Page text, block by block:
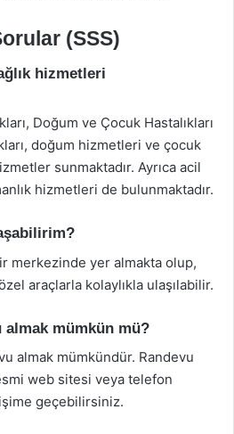
(SSS)
hizmetleri
Doğum ve Çocuk Hastalıkları
doğum hizmetleri ve çocuk
sunmaktadır. Ayrıca acil
hizmetleri de bulunmaktadır.
merkezinde yer almakta olup,
araçlarla kolaylıkla ulaşılabilir.
almak mümkün mü?
almak mümkündür. Randevu
web sitesi veya telefon
geçebilirsiniz.